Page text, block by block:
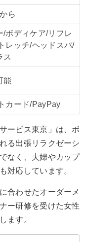
ら
/ボディケア/リフレ
レッチ/ヘッドスパ/
ス
能
カード/PayPay
ービス東京」は、ボ
る出張リラクゼーシ
なく、夫婦やカップ
対応しています。
合わせたオーダーメ
ー研修を受けた女性
ます。